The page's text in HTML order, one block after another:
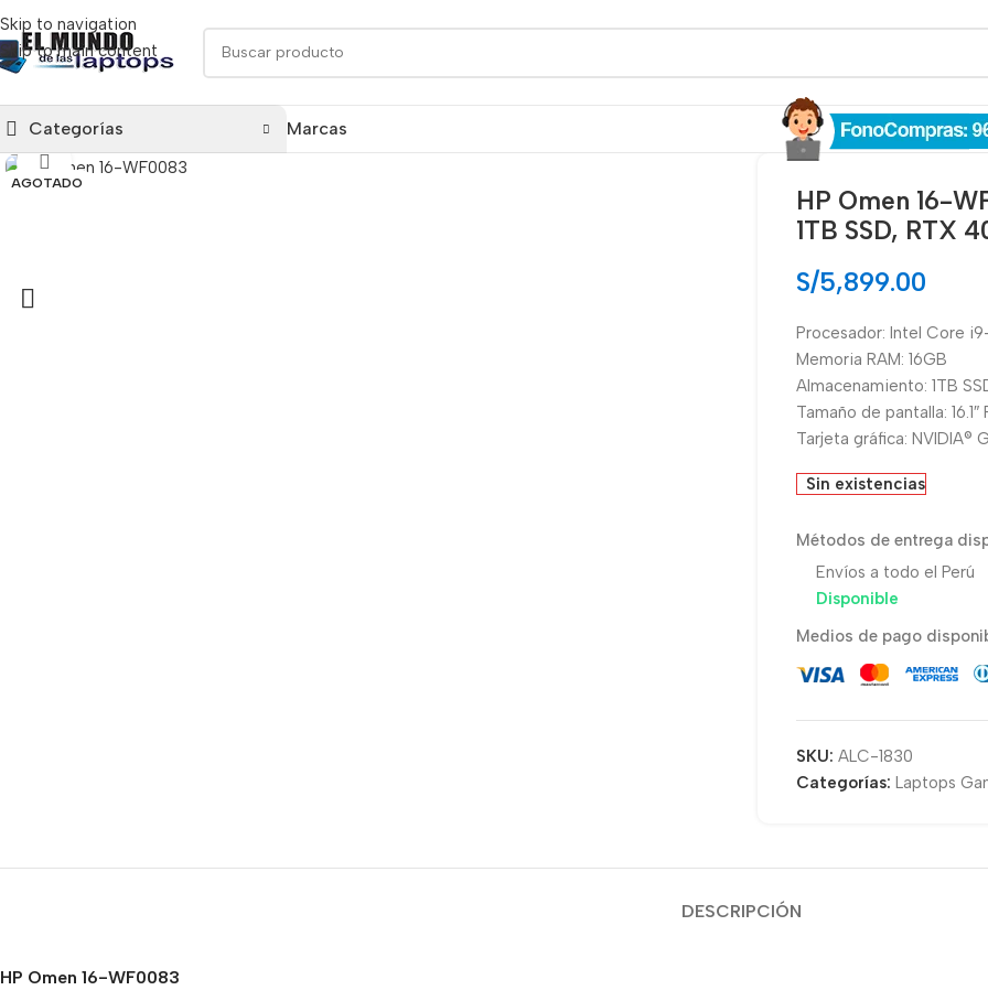
Skip to navigation
Skip to main content
Categorías Marcas
AGOTADO
Click para agrandar
HP Omen 16-
1TB SSD, RTX
S/5,899.00
Procesador: Intel Core
Memoria RAM: 16GB
Almacenamiento: 1TB
Tamaño de pantalla: 16.1″
Tarjeta gráfica:
Sin existencias
Métodos de entrega
Envíos a todo el Perú
Disponible
Medios de pago
SKU: ALC-1830
Categorías: Laptops
DESCRIPCIÓN
HP Omen 16-WF0083